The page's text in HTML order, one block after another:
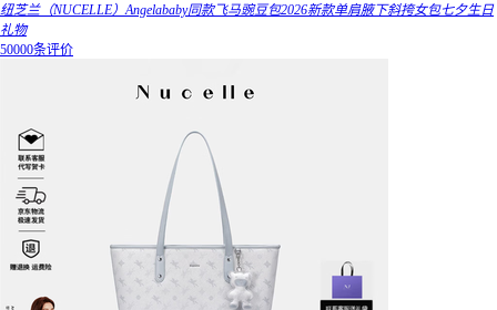
纽芝兰（NUCELLE）Angelababy同款飞马豌豆包2026新款单肩腋下斜挎女包七夕生日
礼物
50000条评价